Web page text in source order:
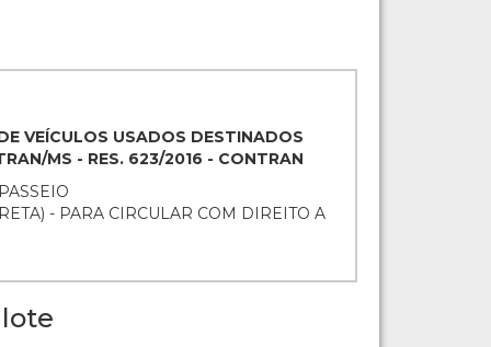
VEÍCULOS USADOS DESTINADOS
MS - RES. 623/2016 - CONTRAN
- PARA CIRCULAR COM DIREITO A